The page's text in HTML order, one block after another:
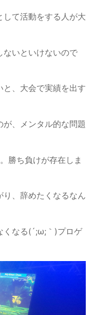
て活動をする人が大
ないといけないので
と、大会で実績を出す
、メンタル的な問題
勝ち負けが存在しま
、辞めたくなるなん
くなる(´;ω;｀)プロゲ